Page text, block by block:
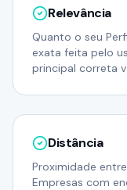
Relevância
Quanto o seu
exata feita pelo
principal correta
Distância
Proximidade
Empresas com